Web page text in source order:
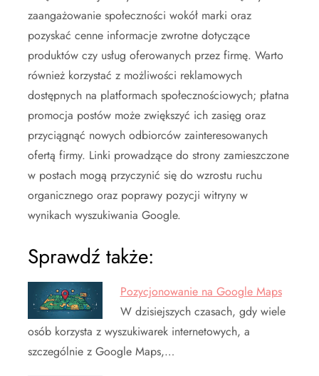
zaangażowanie społeczności wokół marki oraz
pozyskać cenne informacje zwrotne dotyczące
produktów czy usług oferowanych przez firmę. Warto
również korzystać z możliwości reklamowych
dostępnych na platformach społecznościowych; płatna
promocja postów może zwiększyć ich zasięg oraz
przyciągnąć nowych odbiorców zainteresowanych
ofertą firmy. Linki prowadzące do strony zamieszczone
w postach mogą przyczynić się do wzrostu ruchu
organicznego oraz poprawy pozycji witryny w
wynikach wyszukiwania Google.
Sprawdź także:
Pozycjonowanie na Google Maps
W dzisiejszych czasach, gdy wiele
osób korzysta z wyszukiwarek internetowych, a
szczególnie z Google Maps,…